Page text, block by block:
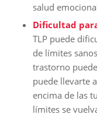
salud
Dificultad
TLP puede
de límites
trastorno
puede llevarte
encima de las
límites se